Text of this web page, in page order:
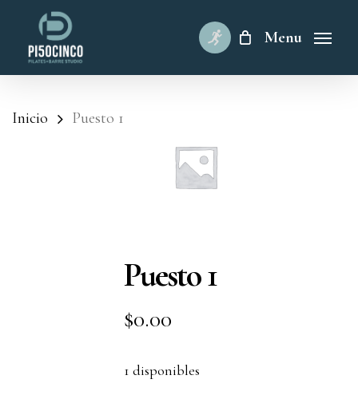
content
Menu
Inicio Puesto 1
Puesto 1
$0.00
1 disponibles